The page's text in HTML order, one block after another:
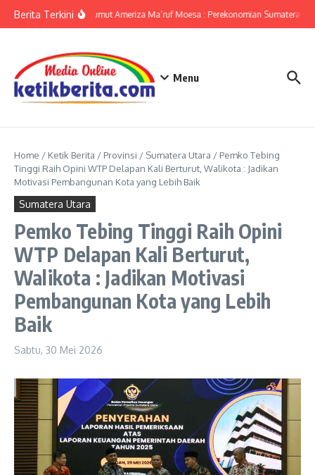
Berita TerkiniKPwBI Sumut Ameriza Ma’ruf Moesa : Perekonomian Sumatera
Menu
Home / Ketik Berita / Provinsi / Sumatera Utara / Pemko Tebing
Tinggi Raih Opini WTP Delapan Kali Berturut, Walikota : Jadikan
Motivasi Pembangunan Kota yang Lebih Baik
Sumatera Utara
Pemko Tebing Tinggi Raih Opini
WTP Delapan Kali Berturut,
Walikota : Jadikan Motivasi
Pembangunan Kota yang Lebih
Baik
Sabtu, 30 Mei 2026